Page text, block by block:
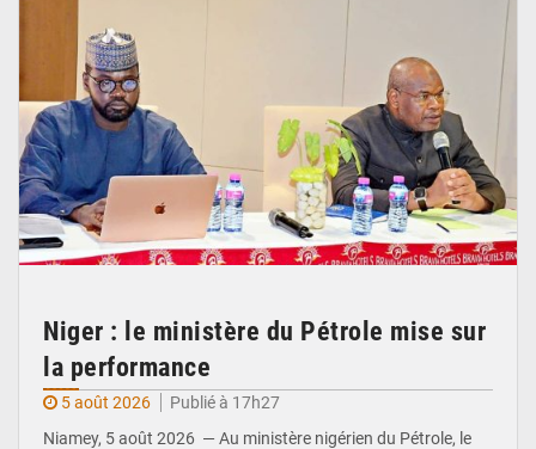
Niger : le ministère du Pétrole mise sur
la performance
5 août 2026
Publié à 17h27
Niamey, 5 août 2026 — Au ministère nigérien du Pétrole, le